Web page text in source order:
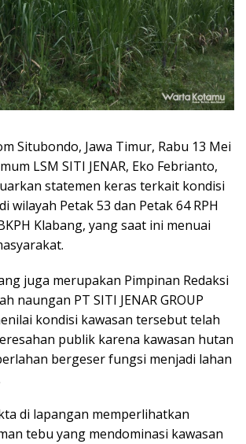
Situbondo, Jawa Timur, Rabu 13 Mei
LSM SITI JENAR, Eko Febrianto,
statemen keras terkait kondisi
wilayah Petak 53 dan Petak 64 RPH
Klabang, yang saat ini menuai
juga merupakan Pimpinan Redaksi
naungan PT SITI JENAR GROUP
kondisi kawasan tersebut telah
publik karena kawasan hutan
bergeser fungsi menjadi lahan
di lapangan memperlihatkan
tebu yang mendominasi kawasan